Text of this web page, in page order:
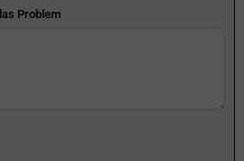
Problem